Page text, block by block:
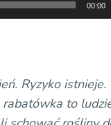
00:00
Ryzyko istnieje.
to